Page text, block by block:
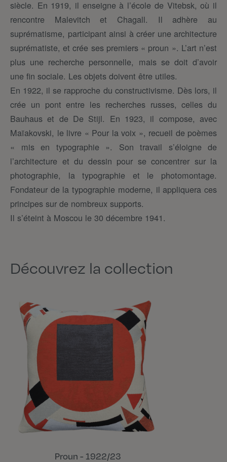
siècle. En 1919, il enseigne à l’école de Vitebsk, où il
rencontre Malevitch et Chagall. Il adhère au
suprématisme, participant ainsi à créer une architecture
suprématiste, et crée ses premiers « proun ». L’art n’est
plus une recherche personnelle, mais se doit d’avoir
une fin sociale. Les objets doivent être utiles.
En 1922, il se rapproche du constructivisme. Dès lors, il
crée un pont entre les recherches russes, celles du
Bauhaus et de De Stijl. En 1923, il compose, avec
Maïakovski, le livre « Pour la voix », recueil de poèmes
« mis en typographie ». Son travail s’éloigne de
l’architecture et du dessin pour se concentrer sur la
photographie, la typographie et le photomontage.
Fondateur de la typographie moderne, il appliquera ces
principes sur de nombreux supports.
Il s’éteint à Moscou le 30 décembre 1941.
Découvrez la collection
Proun - 1922/23